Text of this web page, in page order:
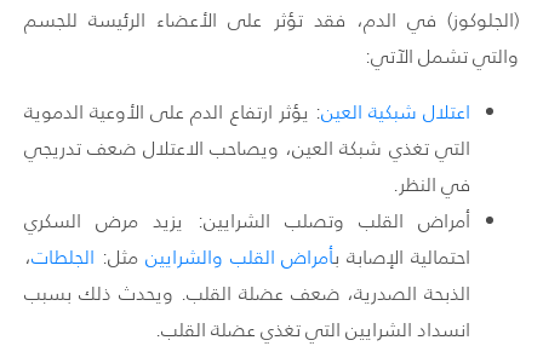
(الجلوكوز) في الدم، فقد تؤثر على الأعضاء الرئيسة للجسم
والتي تشمل الآتي:
اعتلال شبكية العين: يؤثر ارتفاع الدم على الأوعية الدموية
التي تغذي شبكة العين، ويصاحب الاعتلال ضعف تدريجي
في النظر.
أمراض القلب وتصلب الشرايين: يزيد مرض السكري
احتمالية الإصابة بأمراض القلب والشرايين مثل: الجلطات،
الذبحة الصدرية، ضعف عضلة القلب. ويحدث ذلك بسبب
انسداد الشرايين التي تغذي عضلة القلب.